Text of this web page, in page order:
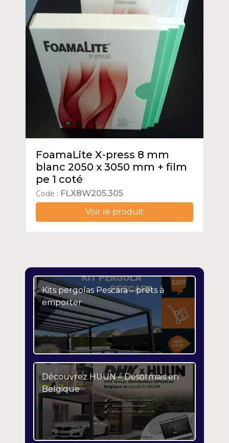
FoamaLite X-press 8 mm
blanc 2050 x 3050 mm + film
pe 1 coté
Code : FLX8W205.305
Voir le produit
Kits pergolas Pescara – prêts à
emporter
Découvrez HUUN – Désormais en
Belgique